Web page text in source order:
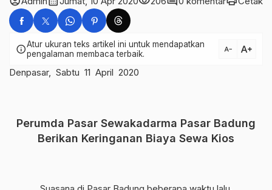
infoAtur ukuran teks artikel ini untuk mendapatkan
pengalaman membaca terbaik.
text_decrease text_increase
Denpasar, Sabtu 11 April 2020
Perumda Pasar Sewakadarma Pasar Badung
Berikan Keringanan Biaya Sewa Kios